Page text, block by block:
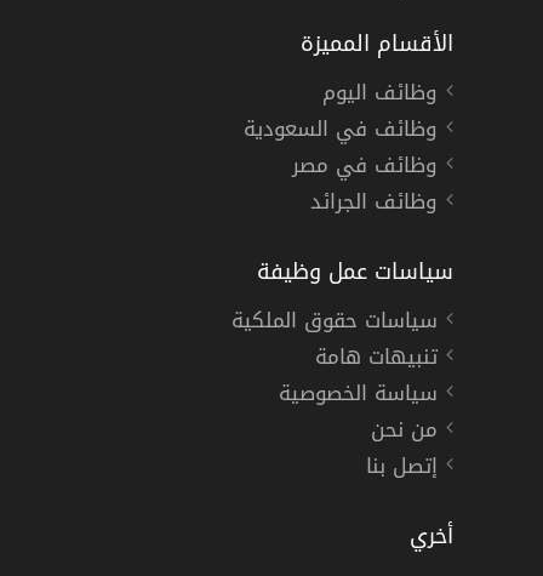
الأقسام المميزة
وظائف اليوم
وظائف في السعودية
وظائف في مصر
وظائف الجرائد
سياسات عمل وظيفة
سياسات حقوق الملكية
تنبيهات هامة
سياسة الخصوصية
من نحن
إتصل بنا
أخري